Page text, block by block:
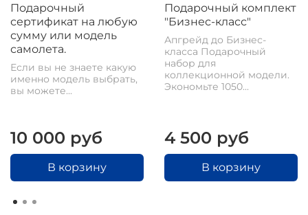
Подарочный
сертификат на любую
сумму или модель
самолета.
Если вы не знаете какую
именно модель выбрать,
вы можете...
10 000 руб
В корзину
Подарочный комплект
"Бизнес-класс"
Апгрейд до Бизнес-
класса Подарочный
набор для
коллекционной модели.
Экономьте 1050...
4 500 руб
В корзину